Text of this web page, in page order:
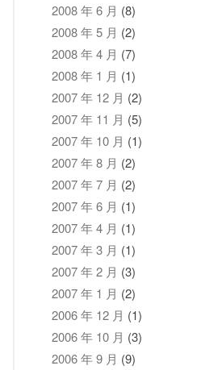
2008 年 6 月 (8)
2008 年 5 月 (2)
2008 年 4 月 (7)
2008 年 1 月 (1)
2007 年 12 月 (2)
2007 年 11 月 (5)
2007 年 10 月 (1)
2007 年 8 月 (2)
2007 年 7 月 (2)
2007 年 6 月 (1)
2007 年 4 月 (1)
2007 年 3 月 (1)
2007 年 2 月 (3)
2007 年 1 月 (2)
2006 年 12 月 (1)
2006 年 10 月 (3)
2006 年 9 月 (9)